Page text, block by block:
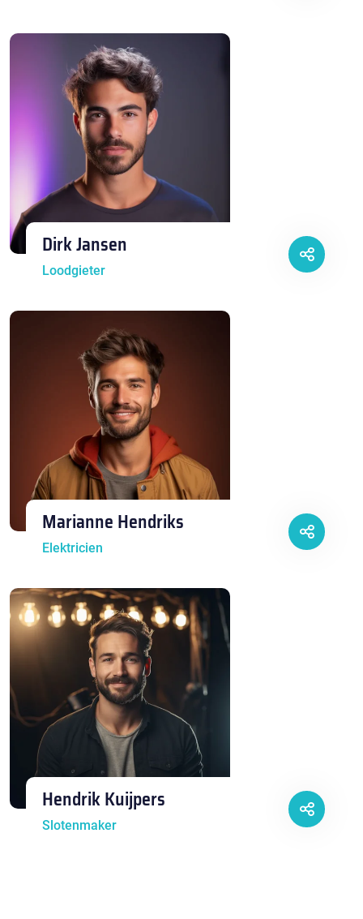
Dirk Jansen
Loodgieter
Marianne Hendriks
Elektricien
Hendrik Kuijpers
Slotenmaker